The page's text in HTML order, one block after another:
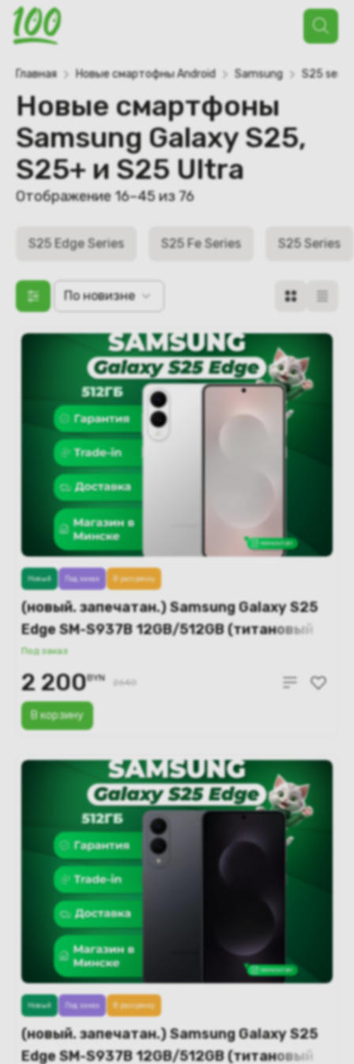
Поиск
товаров
Главная Новые смартофны Android Samsung S25
Новые смартфоны
Samsung Galaxy S25,
S25+ и S25 Ultra
Отображение 16–45 из 76
S25 Edge Series S25 Fe Series S25 Series
По новизне
(новый. запечатан.) Samsung Galaxy S25
Edge SM-S937B 12GB/512GB (титановый
серебристый)
Под заказ
В корзину
Новый Под заказ В рассрочку
2 200BYN 2640
(новый. запечатан.) Samsung Galaxy S25
Edge SM-S937B 12GB/512GB (титановый
Новый Под заказ В рассрочку